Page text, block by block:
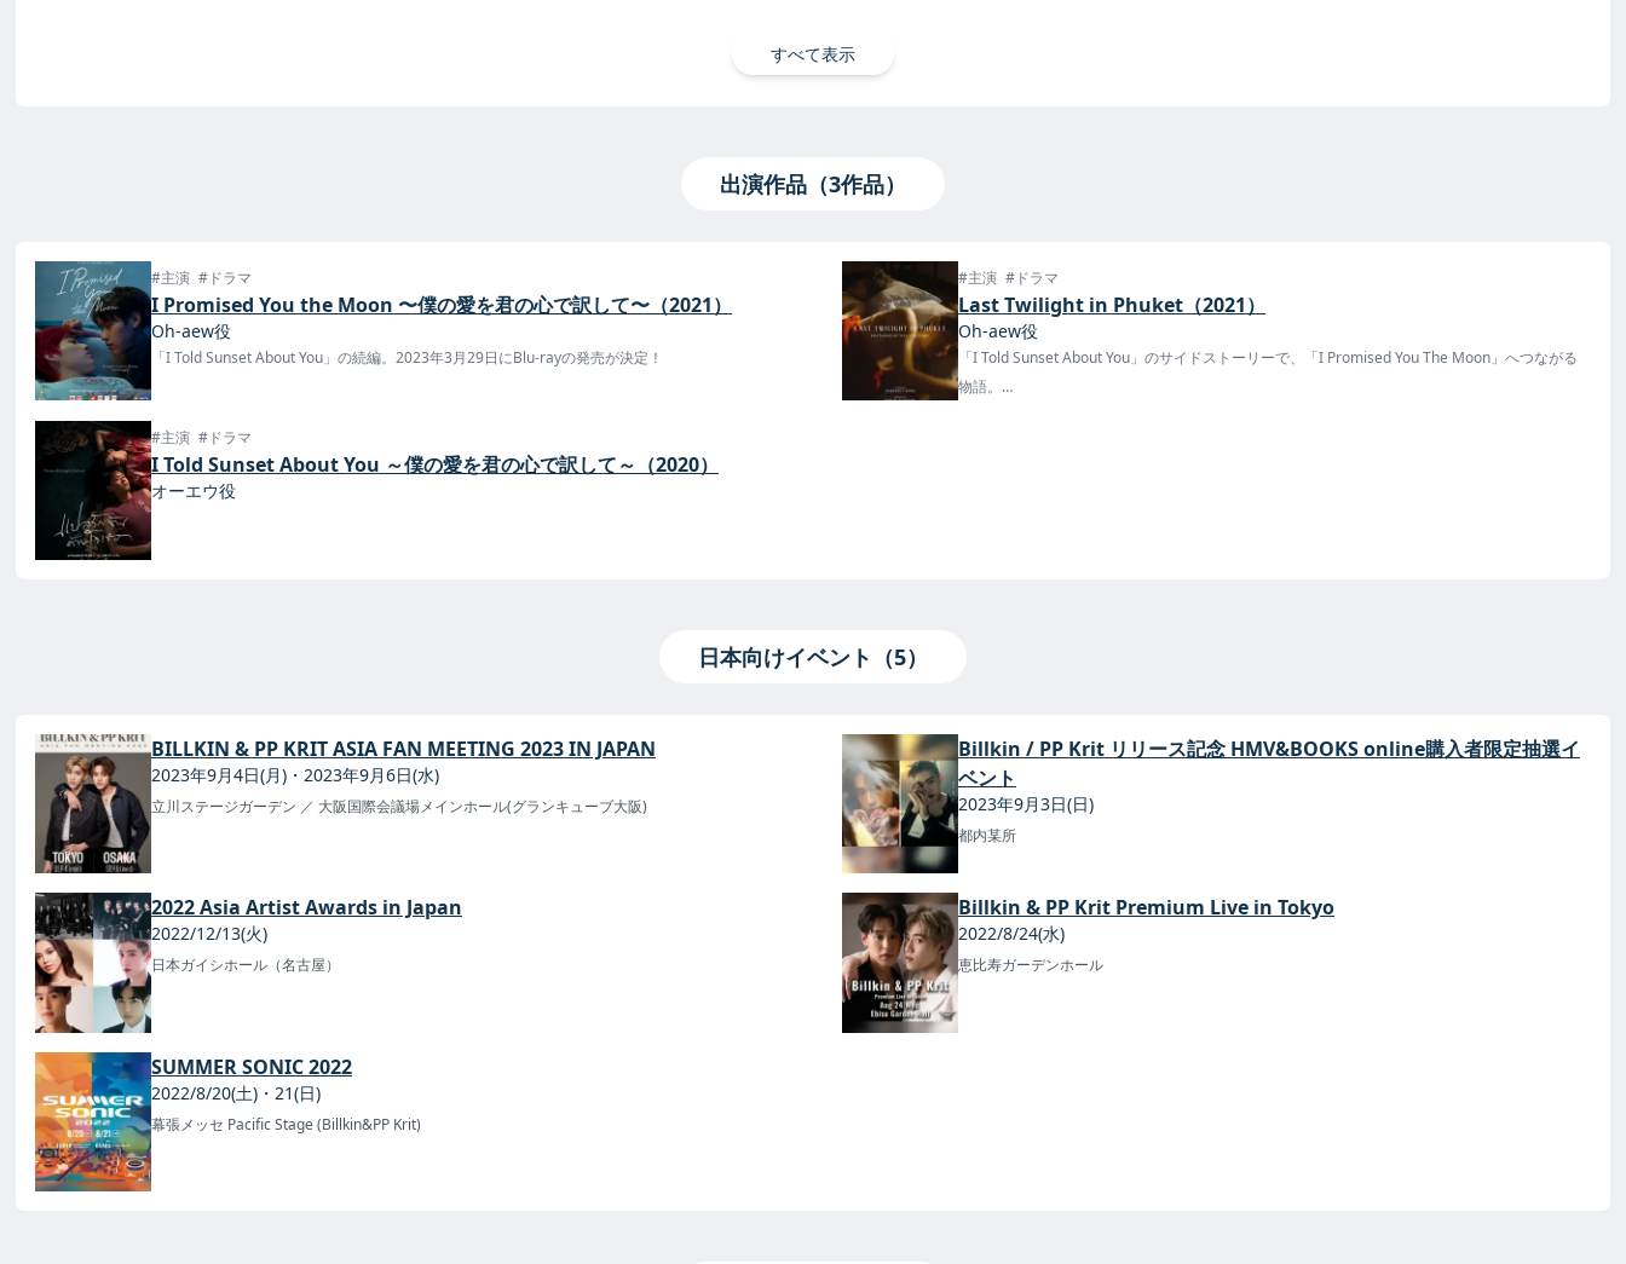
すべて表示
出演作品（3作品）
#主演 #ドラマ
I Promised You the Moon 〜僕の愛を君の⼼で訳して〜（2021）
Oh-aew役
「I Told Sunset About You」の続編。2023年3月29日にBlu-rayの発売が決定！
#主演 #ドラマ
Last Twilight in Phuket（2021）
Oh-aew役
「I Told Sunset About You」のサイドストーリーで、「I Promised You The Moon」へつながる
物語。
#主演 #ドラマ
I Told Sunset About You ～僕の愛を君の心で訳して～（2020）
オーエウ役
日本向けイベント（5）
BILLKIN & PP KRIT ASIA FAN MEETING 2023 IN JAPAN
2023年9月4日(月)・2023年9月6日(水)
立川ステージガーデン ／ 大阪国際会議場メインホール(グランキューブ大阪)
Billkin / PP Krit リリース記念 HMV&BOOKS online購入者限定抽選イ
ベント
2023年9月3日(日)
都内某所
2022 Asia Artist Awards in Japan
2022/12/13(火)
日本ガイシホール（名古屋）
Billkin & PP Krit Premium Live in Tokyo
2022/8/24(水)
恵比寿ガーデンホール
SUMMER SONIC 2022
2022/8/20(土)・21(日)
幕張メッセ Pacific Stage (Billkin&PP Krit)